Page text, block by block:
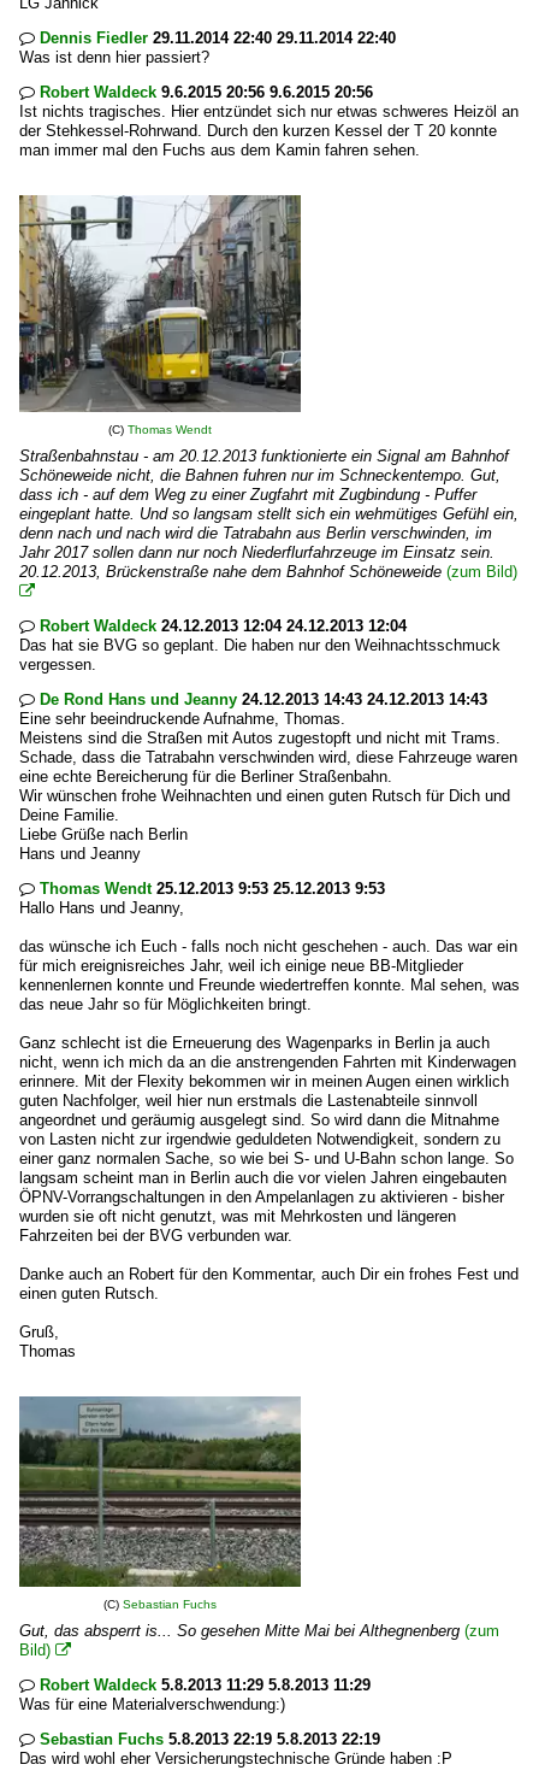
 Dennis Fiedler 29.11.2014 22:40 29.11.2014 22:40
Was ist denn hier passiert?
 Robert Waldeck 9.6.2015 20:56 9.6.2015 20:56
Ist nichts tragisches. Hier entzündet sich nur etwas schweres Heizöl an
der Stehkessel-Rohrwand. Durch den kurzen Kessel der T 20 konnte
man immer mal den Fuchs aus dem Kamin fahren sehen.
(C) Thomas Wendt
Straßenbahnstau - am 20.12.2013 funktionierte ein Signal am Bahnhof
Schöneweide nicht, die Bahnen fuhren nur im Schneckentempo. Gut,
dass ich - auf dem Weg zu einer Zugfahrt mit Zugbindung - Puffer
eingeplant hatte. Und so langsam stellt sich ein wehmütiges Gefühl ein,
denn nach und nach wird die Tatrabahn aus Berlin verschwinden, im
Jahr 2017 sollen dann nur noch Niederflurfahrzeuge im Einsatz sein.
20.12.2013, Brückenstraße nahe dem Bahnhof Schöneweide (zum Bild)

 Robert Waldeck 24.12.2013 12:04 24.12.2013 12:04
Das hat sie BVG so geplant. Die haben nur den Weihnachtsschmuck
vergessen.
 De Rond Hans und Jeanny 24.12.2013 14:43 24.12.2013 14:43
Eine sehr beeindruckende Aufnahme, Thomas.
Meistens sind die Straßen mit Autos zugestopft und nicht mit Trams.
Schade, dass die Tatrabahn verschwinden wird, diese Fahrzeuge waren
eine echte Bereicherung für die Berliner Straßenbahn.
Wir wünschen frohe Weihnachten und einen guten Rutsch für Dich und
Deine Familie.
Liebe Grüße nach Berlin
Hans und Jeanny
 Thomas Wendt25.12.2013 9:53 25.12.2013 9:53
Hallo Hans und Jeanny,
das wünsche ich Euch - falls noch nicht geschehen - auch. Das war ein
für mich ereignisreiches Jahr, weil ich einige neue BB-Mitglieder
kennenlernen konnte und Freunde wiedertreffen konnte. Mal sehen, was
das neue Jahr so für Möglichkeiten bringt.
Ganz schlecht ist die Erneuerung des Wagenparks in Berlin ja auch
nicht, wenn ich mich da an die anstrengenden Fahrten mit Kinderwagen
erinnere. Mit der Flexity bekommen wir in meinen Augen einen wirklich
guten Nachfolger, weil hier nun erstmals die Lastenabteile sinnvoll
angeordnet und geräumig ausgelegt sind. So wird dann die Mitnahme
von Lasten nicht zur irgendwie geduldeten Notwendigkeit, sondern zu
einer ganz normalen Sache, so wie bei S- und U-Bahn schon lange. So
langsam scheint man in Berlin auch die vor vielen Jahren eingebauten
ÖPNV-Vorrangschaltungen in den Ampelanlagen zu aktivieren - bisher
wurden sie oft nicht genutzt, was mit Mehrkosten und längeren
Fahrzeiten bei der BVG verbunden war.
Danke auch an Robert für den Kommentar, auch Dir ein frohes Fest und
einen guten Rutsch.
Gruß,
Thomas
(C) Sebastian Fuchs
Gut, das absperrt is... So gesehen Mitte Mai bei Althegnenberg (zum
Bild) 
 Robert Waldeck 5.8.2013 11:29 5.8.2013 11:29
Was für eine Materialverschwendung:)
 Sebastian Fuchs 5.8.2013 22:19 5.8.2013 22:19
Das wird wohl eher Versicherungstechnische Gründe haben :P